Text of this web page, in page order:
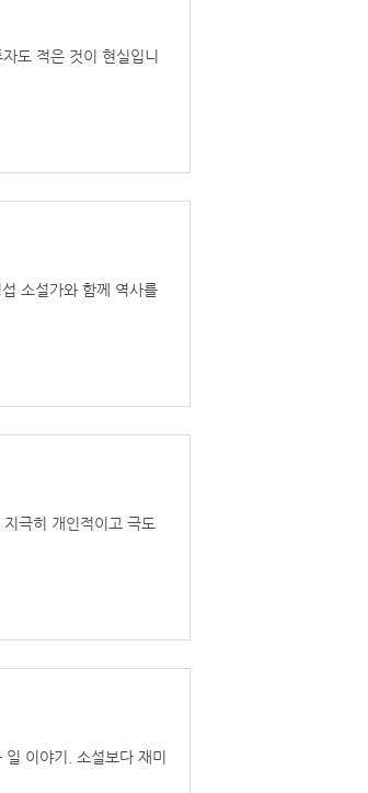
도 적은 것이 현실입니
소설가와 함께 역사를
극히 개인적이고 극도
이야기. 소설보다 재미